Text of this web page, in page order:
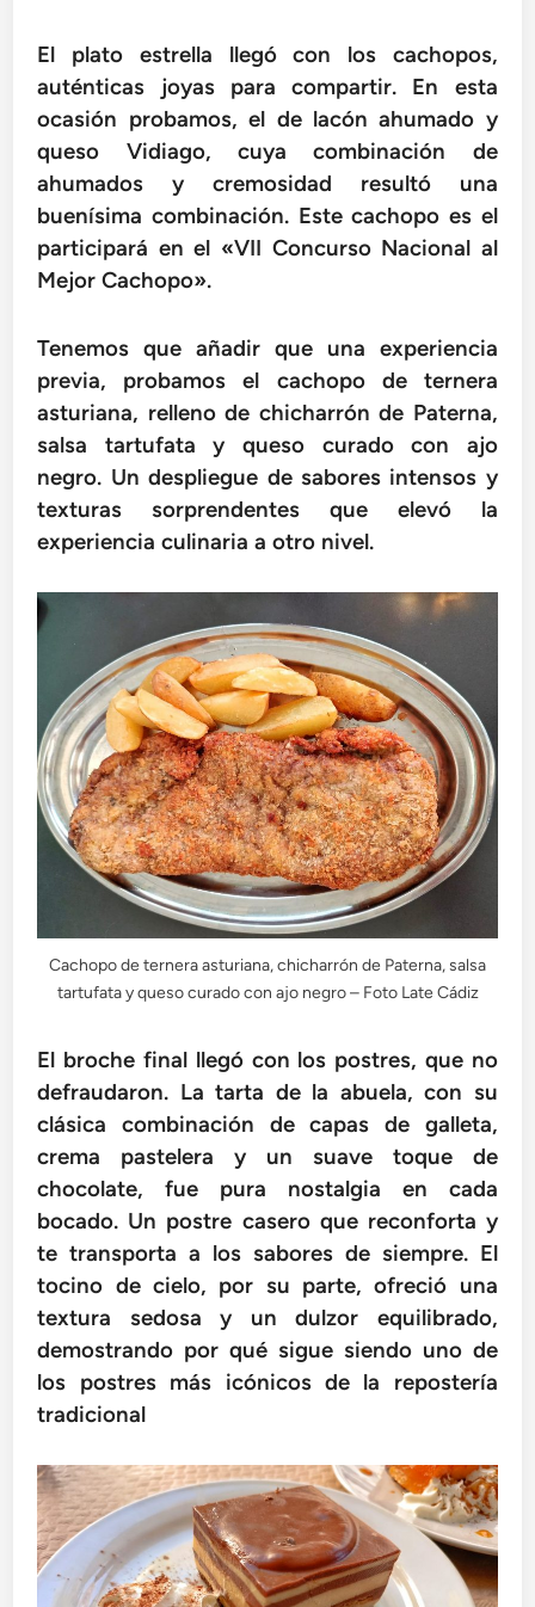
El plato estrella llegó con los cachopos,
auténticas joyas para compartir. En esta
ocasión probamos, el de lacón ahumado y
queso Vidiago, cuya combinación de
ahumados y cremosidad resultó una
buenísima combinación. Este cachopo es el
participará en el «VII Concurso Nacional al
Mejor Cachopo».
Tenemos que añadir que una experiencia
previa, probamos el cachopo de ternera
asturiana, relleno de chicharrón de Paterna,
salsa tartufata y queso curado con ajo
negro. Un despliegue de sabores intensos y
texturas sorprendentes que elevó la
experiencia culinaria a otro nivel.
Cachopo de ternera asturiana, chicharrón de Paterna, salsa
tartufata y queso curado con ajo negro – Foto Late Cádiz
El broche final llegó con los postres, que no
defraudaron. La tarta de la abuela, con su
clásica combinación de capas de galleta,
crema pastelera y un suave toque de
chocolate, fue pura nostalgia en cada
bocado. Un postre casero que reconforta y
te transporta a los sabores de siempre. El
tocino de cielo, por su parte, ofreció una
textura sedosa y un dulzor equilibrado,
demostrando por qué sigue siendo uno de
los postres más icónicos de la repostería
tradicional